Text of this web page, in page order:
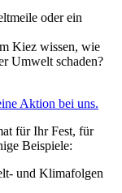
oder ein
Kiez wissen, wie
Umwelt schaden?
Aktion bei uns.
für Ihr Fest, für
Beispiele:
und Klimafolgen